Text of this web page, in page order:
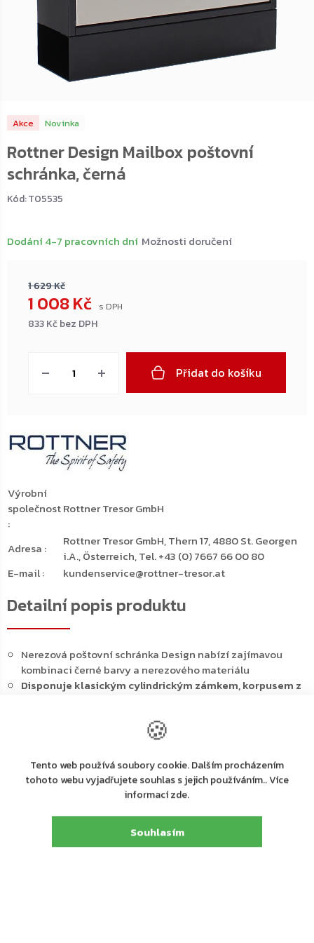
🍪
Tento web používá soubory cookie. Dalším procházením
tohoto webu vyjadřujete souhlas s jejich používáním.. Více
informací zde.
Souhlasím
Akce Novinka
Rottner Design Mailbox poštovní
schránka, černá
Kód:T05535
1 629 Kč
1 008 Kč
833 Kč bez DPH
Dodání 4-7 pracovních dní Možnosti doručení
Přidat do košíku
Detailní popis produktu
Nerezová poštovní schránka Design nabízí zajímavou
kombinaci černé barvy a nerezového materiálu
Disponuje klasickým cylindrickým zámkem, korpusem z
Horní vhod se stříškou prozamezení vnikání vody a
Pod horním vhozem najdeme jmenovku a3 průhledné
okénka
Rychle a jednoduše tak budete vidět, ať už vaše pošta
noviny a jinou denní tisk
Výrobní
společnost
:
Rottner Tresor GmbH
Adresa :
Rottner Tresor GmbH, Thern 17, 4880 St. Georgen
i.A., Österreich, Tel. +43 (0) 7667 66 00 80
E-mail: kundenservice@rottner-tresor.at